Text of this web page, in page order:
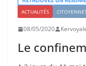
ACTUALITÉS
08/05/2020
Le